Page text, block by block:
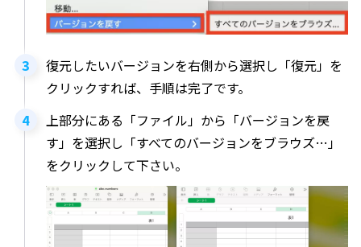
復元したいバージョンを右側から選択し「復元」を
クリックすれば、手順は完了です。
上部分にある「ファイル」から「バージョンを戻
す」を選択し「すべてのバージョンをブラウズ…」
をクリックして下さい。